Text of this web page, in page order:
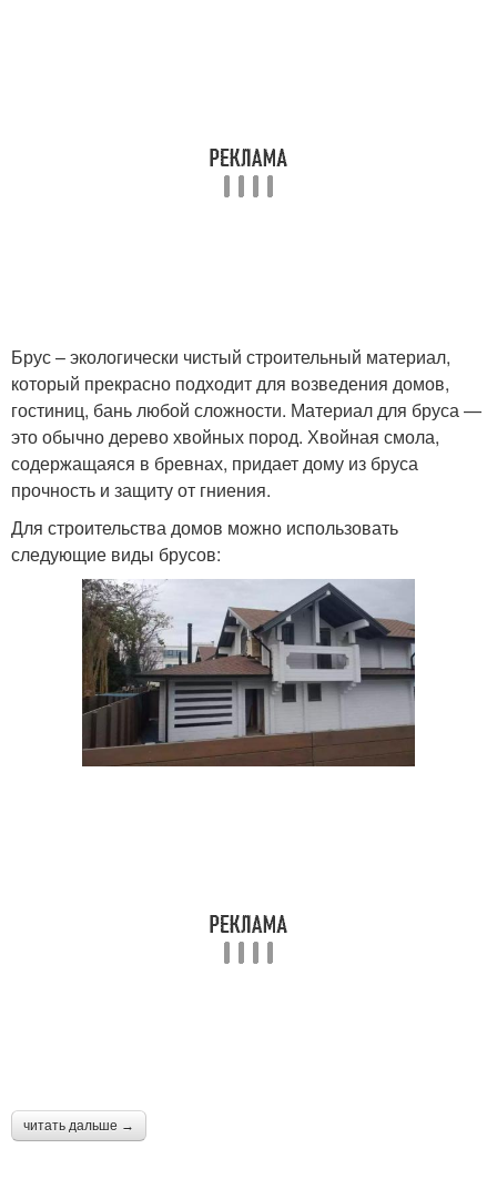
Брус – экологически чистый строительный материал,
который прекрасно подходит для возведения домов,
гостиниц, бань любой сложности. Материал для бруса —
это обычно дерево хвойных пород. Хвойная смола,
содержащаяся в бревнах, придает дому из бруса
прочность и защиту от гниения.
Для строительства домов можно использовать
следующие виды брусов:
читать дальше →